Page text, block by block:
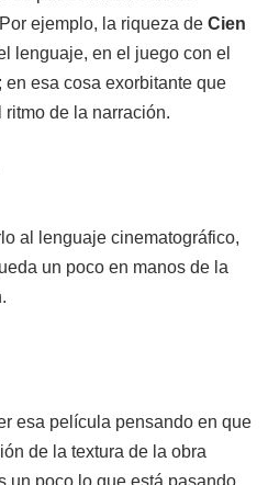
ejemplo, la riqueza de Cien
lenguaje, en el juego con el
en esa cosa exorbitante que
de la narración.
al lenguaje cinematográfico,
un poco en manos de la
esa película pensando en que
de la textura de la obra
un poco lo que está pasando